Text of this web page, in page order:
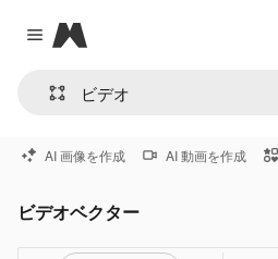
Close menu
Magnific
AI 画像を作成 AI 動画を作成
ビデオベクター